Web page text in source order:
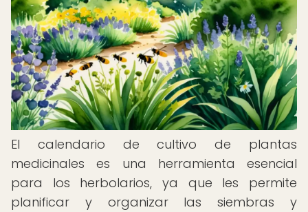
El calendario de cultivo de plantas
medicinales es una herramienta esencial
para los herbolarios, ya que les permite
planificar y organizar las siembras y